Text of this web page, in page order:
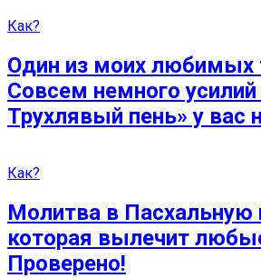
Как?
Один из моих любимых
Совсем немного усилий
Трухлявый пень» у вас
Как?
Молитва в Пасхальную
которая вылечит
Проверено!